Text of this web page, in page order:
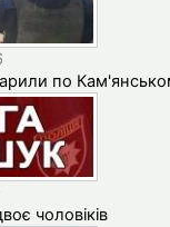
по
чоловіків